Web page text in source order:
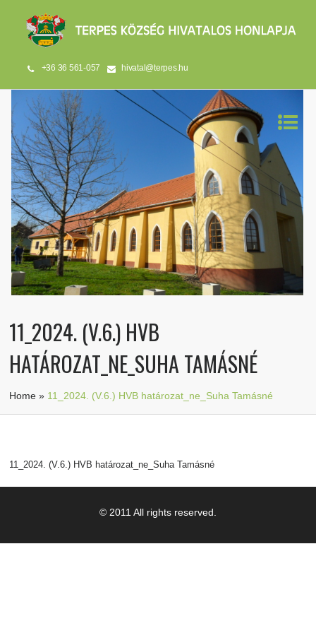
+36 36 561-057 hivatal@terpes.hu
11_2024. (V.6.) HVB
HATÁROZAT_NE_SUHA TAMÁSNÉ
Home » 11_2024. (V.6.) HVB határozat_ne_Suha Tamásné
11_2024. (V.6.) HVB határozat_ne_Suha Tamásné
© 2011 All rights reserved.